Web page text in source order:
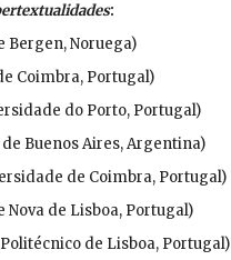
:
Bergen, Noruega)
Coimbra, Portugal)
do Porto, Portugal)
Buenos Aires, Argentina)
de Coimbra, Portugal)
Nova de Lisboa, Portugal)
de Lisboa, Portugal)